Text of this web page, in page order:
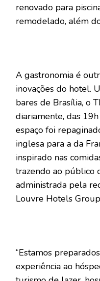
renovado para
remodelado, além
A gastronomia é
inovações do hotel.
bares de Brasília, o
diariamente, das
espaço foi
inglesa para a da
inspirado nas
trazendo ao público
administrada pela
Louvre Hotels
“Estamos
experiência ao